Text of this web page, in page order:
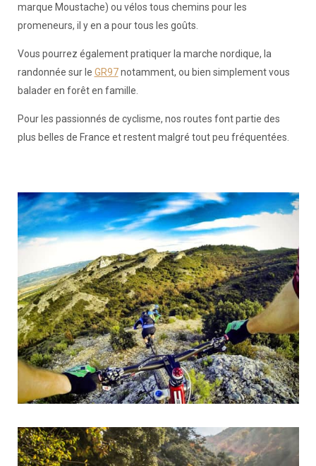
marque Moustache) ou vélos tous chemins pour les
promeneurs, il y en a pour tous les goûts.
Vous pourrez également pratiquer la marche nordique, la
randonnée sur le GR97notamment, ou bien simplement vous
balader en forêt en famille.
Pour les passionnés de cyclisme, nos routes font partie des
plus belles de France et restent malgré tout peu fréquentées.